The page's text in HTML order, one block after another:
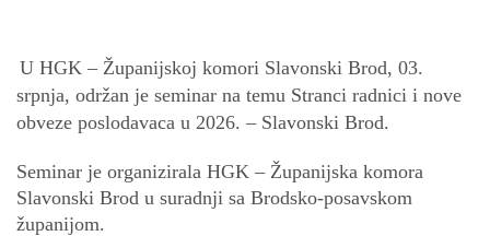
U HGK – Županijskoj komori Slavonski Brod, 03.
srpnja, održan je seminar na temu Stranci radnici i nove
obveze poslodavaca u 2026. – Slavonski Brod.
Seminar je organizirala HGK – Županijska komora
Slavonski Brod u suradnji sa Brodsko-posavskom
županijom.